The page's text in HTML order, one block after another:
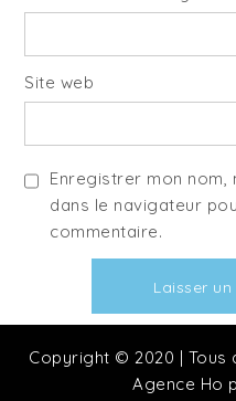
Site web
Enregistrer mon nom,
dans le navigateur
commentaire.
Copyright © 2020 |
Agence Ho